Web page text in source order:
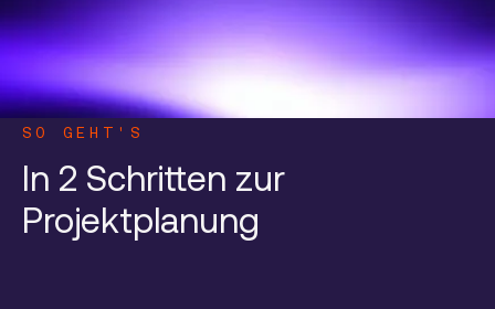
SO GEHT'S
In 2 Schritten zur
Projektplanung